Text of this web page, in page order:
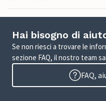
Hai bisogno di
Se non riesci a trovare le
sezione FAQ, il nostro team
FAQ,